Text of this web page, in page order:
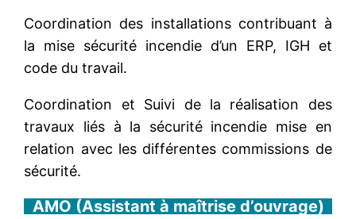
Coordination des installations contribuant à
la mise sécurité incendie d’un ERP, IGH et
code du travail.
Coordination et Suivi de la réalisation des
travaux liés à la sécurité incendie mise en
relation avec les différentes commissions de
sécurité.
AMO (Assistant à maîtrise d’ouvrage)